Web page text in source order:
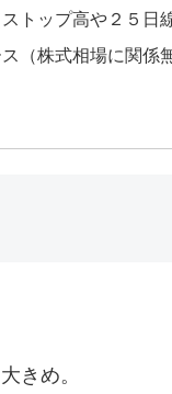
トップ高や２５日
（株式相場に関係
きめ。